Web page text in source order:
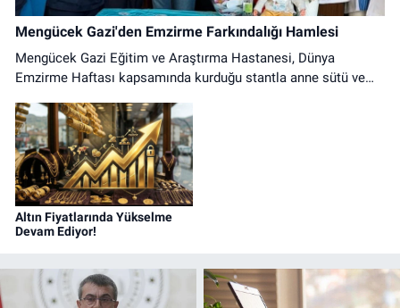
Mengücek Gazi'den Emzirme Farkındalığı Hamlesi
Mengücek Gazi Eğitim ve Araştırma Hastanesi, Dünya
Emzirme Haftası kapsamında kurduğu stantla anne sütü ve
Altın Fiyatlarında Yükselme
Devam Ediyor!